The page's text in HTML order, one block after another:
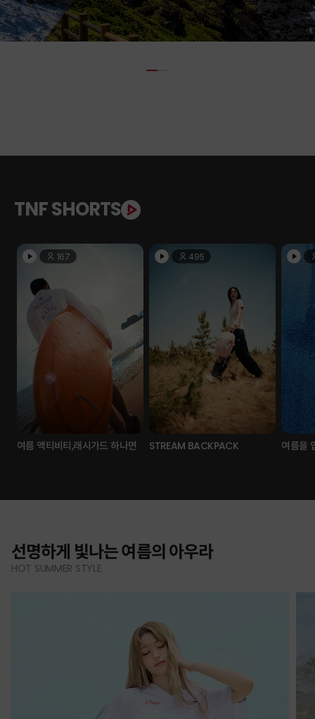
TNF SHORTS
167
여름 액티비티,래시가드 하나면
495
STREAM BACKPACK 여름을
선명하게 빛나는 여름의 아우라
HOT SUMMER STYLE